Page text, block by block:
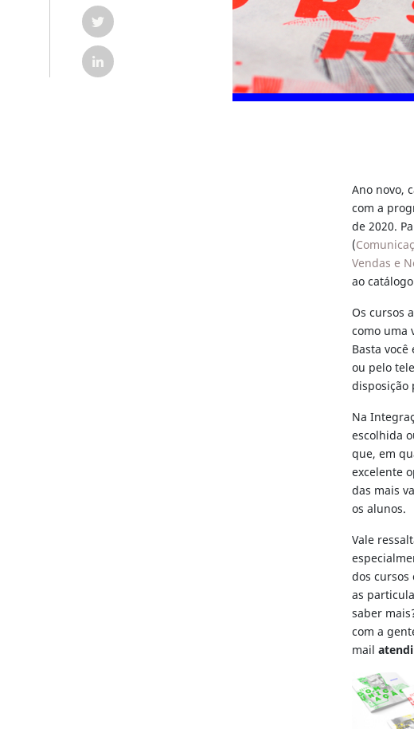
COMPARTILHAR POST NO TWITTER EM NOVA GUIA
COMPARTILHAR POST NO LINKEDIN EM NOVA GUIA
Ano novo,
com a
de 2020.
(
Vendas e
ao
Os cursos
como uma
Basta
ou pelo
disposição
Na
escolhida
que, em
excelente
das mais
os alunos.
Vale
dos
as
saber
com a
mail